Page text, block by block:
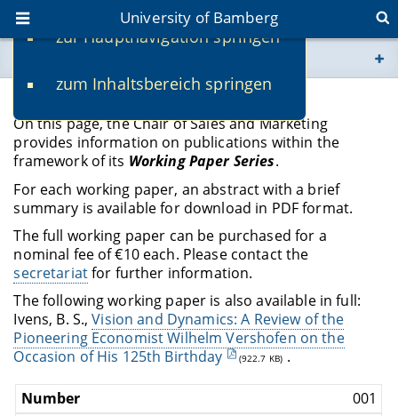
zur Hauptnavigation springen
zum Inhaltsbereich springen
University of Bamberg
www.uni-bamberg.de
univis.uni-bamberg.de
fis.uni-bamberg.de
Working Paper Series
On this page, the Chair of Sales and Marketing
provides information on publications within the
framework of its Working Paper Series.
For each working paper, an abstract with a brief
summary is available for download in PDF format.
The full working paper can be purchased for a
nominal fee of €10 each. Please contact the
secretariatfor further information.
The following working paper is also available in full:
Ivens, B. S.,Vision and Dynamics: A Review of the
Pioneering Economist Wilhelm Vershofen on the
Occasion of His 125th Birthday
(922.7 KB) .
001